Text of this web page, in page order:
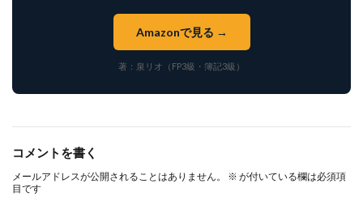
Amazonで見る →
著：泉リオ（FP3級・簿記3級）
コメントを書く
メールアドレスが公開されることはありません。 ※ が付いている欄は必須項
目です